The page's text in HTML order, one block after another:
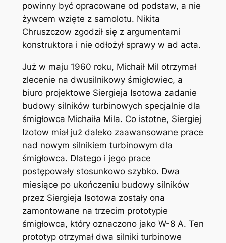
powinny być opracowane od podstaw, a nie
żywcem wzięte z samolotu. Nikita
Chruszczow zgodził się z argumentami
konstruktora i nie odłożył sprawy w ad acta.
Już w maju 1960 roku, Michaił Mil otrzymał
zlecenie na dwusilnikowy śmigłowiec, a
biuro projektowe Siergieja Isotowa zadanie
budowy silników turbinowych specjalnie dla
śmigłowca Michaiła Mila. Co istotne, Siergiej
Izotow miał już daleko zaawansowane prace
nad nowym silnikiem turbinowym dla
śmigłowca. Dlatego i jego prace
postępowały stosunkowo szybko. Dwa
miesiące po ukończeniu budowy silników
przez Siergieja Isotowa zostały ona
zamontowane na trzecim prototypie
śmigłowca, który oznaczono jako W-8 A. Ten
prototyp otrzymał dwa silniki turbinowe